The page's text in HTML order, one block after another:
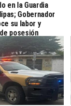
en la Guardia
Gobernador
su labor y
posesión